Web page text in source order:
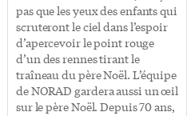
pas que les yeux des enfants qui
scruteront le ciel dans l’espoir
d’apercevoir le point rouge
d’un des rennes tirant le
traîneau du père Noël. L’équipe
de NORAD gardera aussi un œil
sur le père Noël. Depuis 70 ans,